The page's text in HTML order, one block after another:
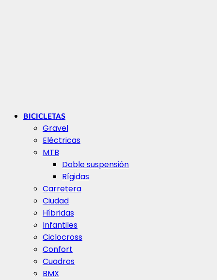
BICICLETAS
Gravel
Eléctricas
MTB
Doble suspensión
Rígidas
Carretera
Ciudad
Híbridas
Infantiles
Ciclocross
Confort
Cuadros
BMX